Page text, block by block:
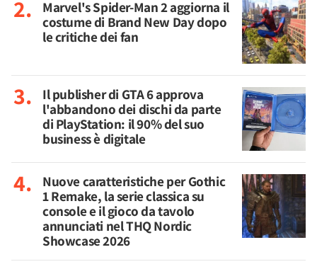
Marvel's Spider-Man 2 aggiorna il
costume di Brand New Day dopo
le critiche dei fan
Il publisher di GTA 6 approva
l'abbandono dei dischi da parte
di PlayStation: il 90% del suo
business è digitale
Nuove caratteristiche per Gothic
1 Remake, la serie classica su
console e il gioco da tavolo
annunciati nel THQ Nordic
Showcase 2026